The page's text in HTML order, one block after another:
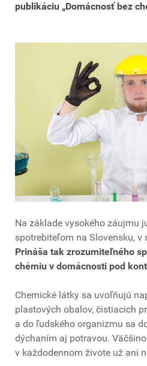
publikáciu „Domácnosť bez
Na základe vysokého záujmu
spotrebiteľom na Slovensku, v
Prináša tak zrozumiteľného
chémiu v domácnosti pod
Chemické látky sa uvoľňujú
plastových obalov, čistiacich
a do ľudského organizmu sa
dýchaním aj potravou.
v každodennom živote už ani